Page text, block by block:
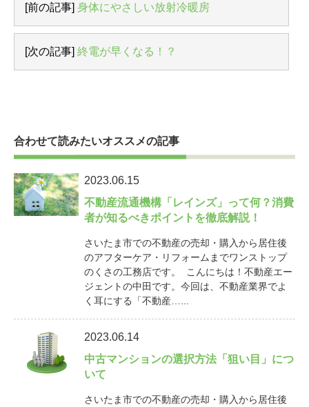
[前の記事] 身体にやさしい放射冷暖房
[次の記事] 終電が早くなる！？
合わせて読みたいオススメの記事
2023.06.15
不動産流通機構「レインズ」って何？消費
者が知るべきポイントを徹底解説！
さいたま市での不動産の売却・購入から居住後
のアフターケア・リフォームまでワンストップ
のくさの工務店です。 こんにちは！不動産エー
ジェントの中田です。今回は、不動産業界でよ
く耳にする「不動産…...
2023.06.14
中古マンションの選択方法「狙い目」につ
いて
さいたま市での不動産の売却・購入から居住後